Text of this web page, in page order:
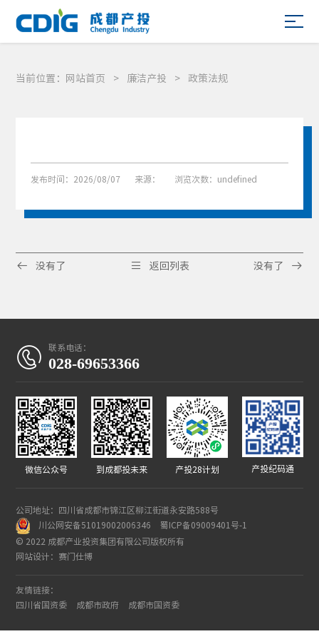
当前位置： 网站首页 > 廉洁产投 > 政策法规
发布时间：2026/08/07 来源： 浏览次数：undefined
 没有了  返回列表 没有了 
 联系电话：
028-69653366
微信公众号 到成都投未来 产投28计划 产投纪码通
公司地址：四川省成都市锦江区柳江街道永安路588号
川公网安备51019002006346
蜀ICP备09009401号-1
© 2022 成都产业投资集团有限公司版权所有
网站设计：赛门仕博
友情链接：
四川省国资委
成都市政府 成都市国资委